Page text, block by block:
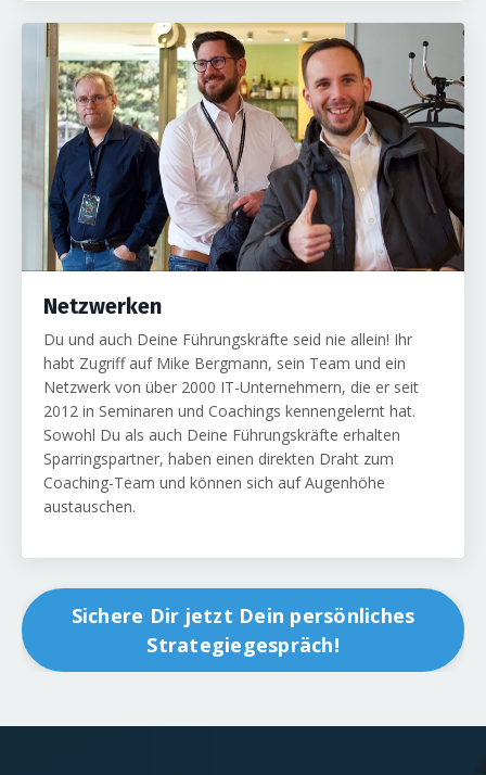
Netzwerken
Du und auch Deine Führungskräfte seid nie allein! Ihr
habt Zugriff auf Mike Bergmann, sein Team und ein
Netzwerk von über 2000 IT-Unternehmern, die er seit
2012 in Seminaren und Coachings kennengelernt hat.
Sowohl Du als auch Deine Führungskräfte erhalten
Sparringspartner, haben einen direkten Draht zum
Coaching-Team und können sich auf Augenhöhe
austauschen.
Sichere Dir jetzt Dein persönliches
Strategiegespräch!